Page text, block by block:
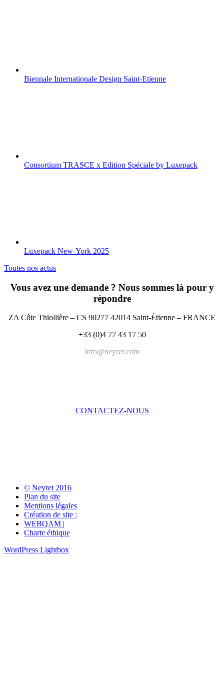
Biennale Internationale Design Saint-Etienne
Consortium TRASCE x Edition Spéciale by Luxepack
Luxepack New-York 2025
Toutes nos actus
Vous avez une demande ? Nous sommes là pour y
répondre
ZA Côte Thiollière – CS 90277 42014 Saint-Étienne – FRANCE
+33 (0)4 77 43 17 50
info@neyret.com
CONTACTEZ-NOUS
© Neyret 2016
Plan du site
Mentions légales
Création de site :
WEBQAM |
Charte éthique
WordPress Lightbox